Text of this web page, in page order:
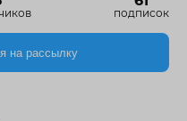
подписок
на рассылку